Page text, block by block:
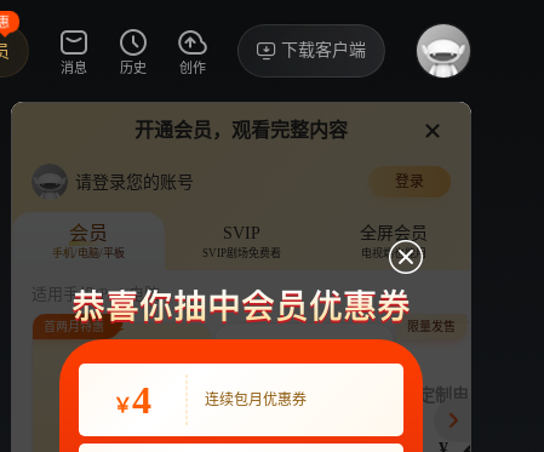
消息 历史 创作
下载客户端
讨论·57
我要和你做兄弟
电视剧 7.2亿次播放 辛云来
开通会员，观看完整内容
请登录您的账号 登录
会员
手机/电脑/平板
SVIP
SVIP剧场免费看
全屏会员
电视端也能用
适用手机/Pad/电脑
连续包月
¥ 22
首两月特惠
连续包季
63
定制电子吧唧年
248
限量发售
￥4 连续包月优惠券